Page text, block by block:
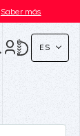
Saber más
ES